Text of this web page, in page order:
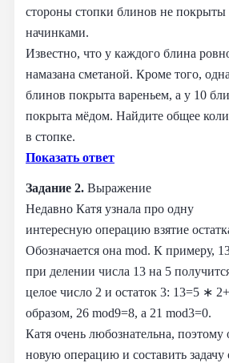
стороны стопки блинов не
начинками.
Известно, что у каждого блина
намазана сметаной. Кроме того,
блинов покрыта вареньем, а у 10
покрыта мёдом. Найдите общее
в стопке.
Показать ответ
Задание 2. Выражение
Недавно Катя узнала про одну
интересную операцию взятие
Обозначается она mod. К примеру,
при делении числа 13 на 5
целое число 2 и остаток 3: 13=5 ∗
образом, 26 mod9=8, а 21 mod3=0.
Катя очень любознательна, поэтому
новую операцию и составить задачу